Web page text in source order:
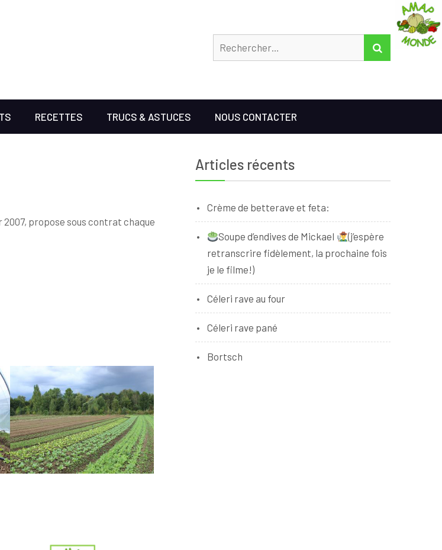
RECHERCHER
RECETTES TRUCS & ASTUCES NOUS CONTACTER
propose sous contrat chaque
Articles récents
Crème de betterave et feta:
Soupe d’endives de Mickael
(j’espère
retranscrire fidèlement, la prochaine fois
je le filme!)
Céleri rave au four
Céleri rave pané
Bortsch